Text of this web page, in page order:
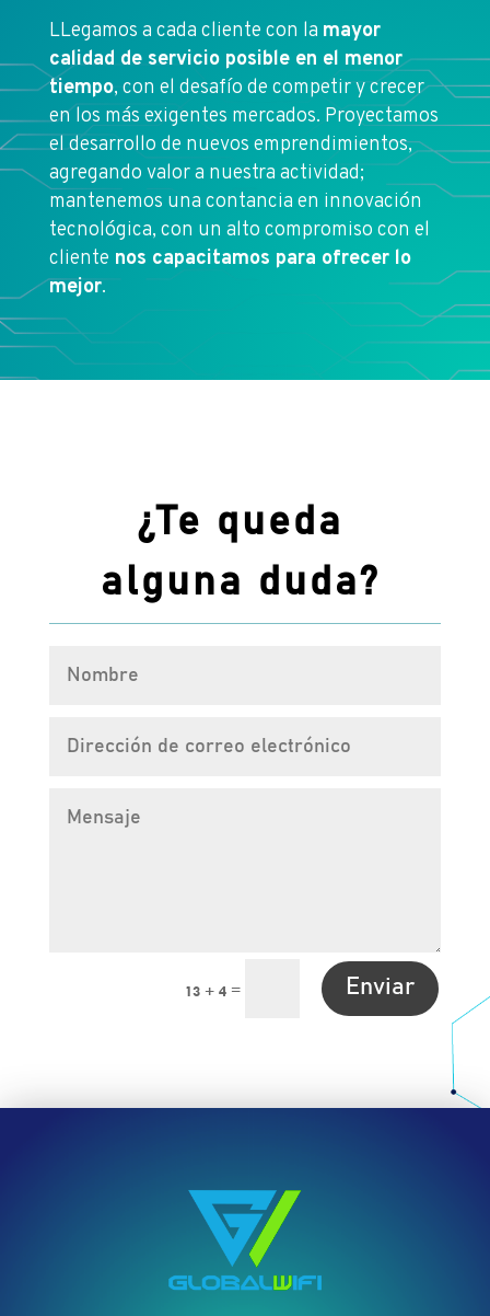
LLegamos a cada cliente con la mayor
calidad de servicio posible en el menor
tiempo, con el desafío de competir y crecer
en los más exigentes mercados. Proyectamos
el desarrollo de nuevos emprendimientos,
agregando valor a nuestra actividad;
mantenemos una contancia en innovación
tecnológica, con un alto compromiso con el
cliente nos capacitamos para ofrecer lo
mejor.
¿Te queda
alguna duda?
13 + 4 = Enviar